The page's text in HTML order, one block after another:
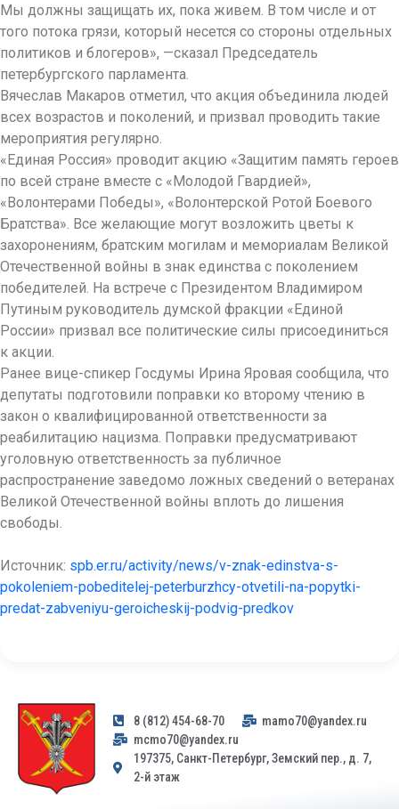
Мы должны защищать их, пока живем. В том числе и от
того потока грязи, который несется со стороны отдельных
политиков и блогеров», —сказал Председатель
петербургского парламента.
Вячеслав Макаров отметил, что акция объединила людей
всех возрастов и поколений, и призвал проводить такие
мероприятия регулярно.
«Единая Россия» проводит акцию «Защитим память героев
по всей стране вместе с «Молодой Гвардией»,
«Волонтерами Победы», «Волонтерской Ротой Боевого
Братства». Все желающие могут возложить цветы к
захоронениям, братским могилам и мемориалам Великой
Отечественной войны в знак единства с поколением
победителей. На встрече с Президентом Владимиром
Путиным руководитель думской фракции «Единой
России» призвал все политические силы присоединиться
к акции.
Ранее вице-спикер Госдумы Ирина Яровая сообщила, что
депутаты подготовили поправки ко второму чтению в
закон о квалифицированной ответственности за
реабилитацию нацизма. Поправки предусматривают
уголовную ответственность за публичное
распространение заведомо ложных сведений о ветеранах
Великой Отечественной войны вплоть до лишения
свободы.
Источник: spb.er.ru/activity/news/v-znak-edinstva-s-
pokoleniem-pobeditelej-peterburzhcy-otvetili-na-popytki-
predat-zabveniyu-geroicheskij-podvig-predkov
8 (812) 454-68-70
mamo70@yandex.ru
mcmo70@yandex.ru
197375, Санкт-Петербург, Земский пер., д. 7,
2-й этаж